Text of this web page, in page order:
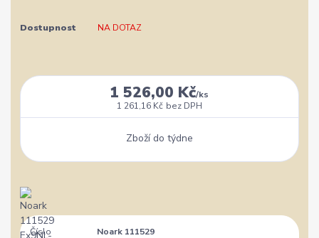
Dostupnost NA DOTAZ
1 526,00 Kč/ks
1 261,16 Kč bez DPH
Zboží do týdne
Číslo
Noark 111529